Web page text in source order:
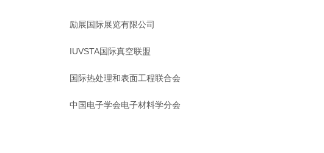
励展国际展览有限公司
IUVSTA国际真空联盟
国际热处理和表面工程联合会
中国电子学会电子材料学分会